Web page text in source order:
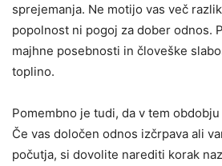
sprejemanja. Ne motijo vas več
popolnost ni pogoj za dober odnos.
majhne posebnosti in človeške
toplino.
Pomembno je tudi, da v tem obdobju
Če vas določen odnos izčrpava ali
počutja, si dovolite narediti korak